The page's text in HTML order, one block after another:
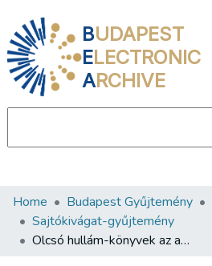
BUDAPEST
ELECTRONIC
ARCHIVE
Communities & Collections
All of DSpace
Home Budapest Gyűjtemény
Sajtókivágat-gyűjtemény
Olcsó hullám-könyvek az antikváriusok polcain